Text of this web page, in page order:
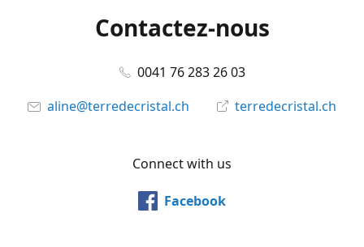
Contactez-nous
0041 76 283 26 03
aline@terredecristal.ch
terredecristal.ch
Connect with us
Facebook